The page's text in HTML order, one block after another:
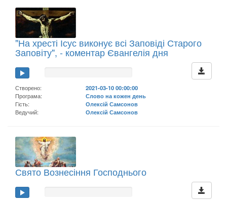
"На хресті Ісус виконує всі Заповіді Старого
Заповіту", - коментар Євангелія дня
Створено:
2021-03-10 00:00:00
Програма:
Слово на кожен день
Гість:
Олексій Самсонов
Ведучий:
Олексій Самсонов
Свято Вознесіння Господнього